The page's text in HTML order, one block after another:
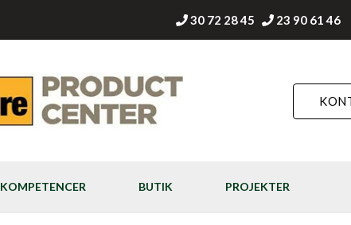
30 72 28 45 23 90 61 46
KOMPETENCER BUTIK PROJEKTER